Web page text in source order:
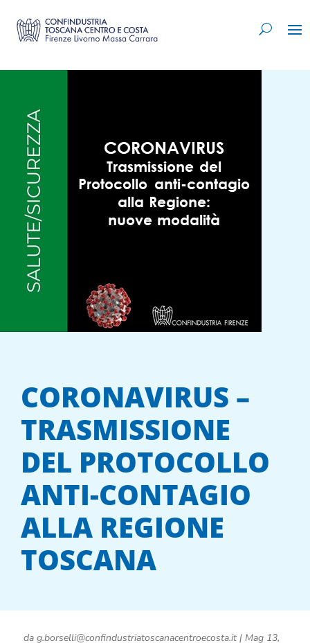
CORONAVIRUS –
TRASMISSIONE
DEL PROTOCOLLO
ANTI-CONTAGIO
ALLA REGIONE
TOSCANA
da g.borselli@confindustriatoscanacentroecosta.it| Mag 13,